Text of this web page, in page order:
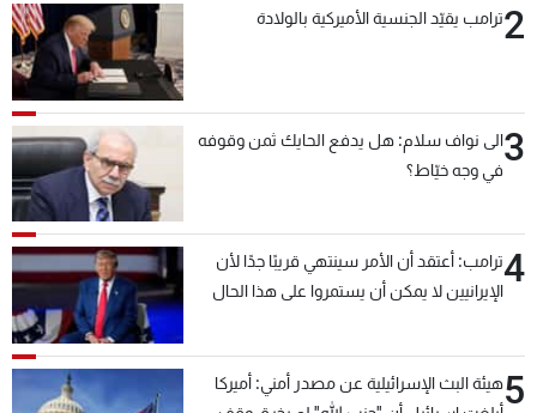
2ترامب يقيّد الجنسية الأميركية بالولادة
3الى نواف سلام: هل يدفع الحايك ثمن وقوفه
في وجه خيّاط؟
4ترامب: أعتقد أن الأمر سينتهي قريبًا جدًا لأن
الإيرانيين لا يمكن أن يستمروا على هذا الحال
5هيئة البث الإسرائيلية عن مصدر أمني: أميركا
عن MTV
الإنـتـاج
وظائف
شروط الإسـتخدام
سياسة الخصوصية